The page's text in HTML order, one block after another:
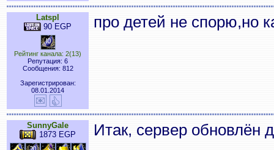
Latspl
90 EGP
Рейтинг канала: 2(13)
Репутация: 6
Сообщения: 812
Зарегистрирован:
08.01.2014
про детей не спорю,но
SunnyGale
1873 EGP
Итак, сервер обновлён